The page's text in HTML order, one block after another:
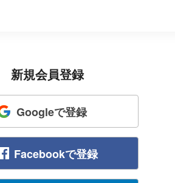
新規会員登録
Googleで登録
Facebookで登録